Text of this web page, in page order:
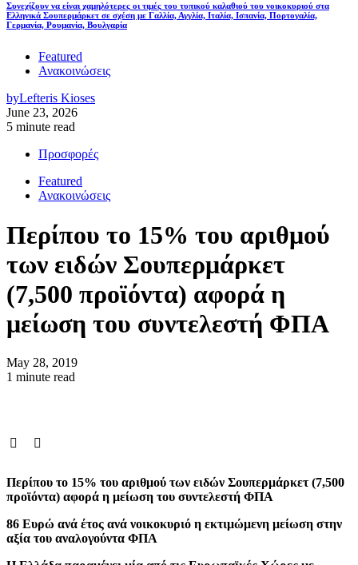
Συνεχίζουν να είναι χαμηλότερες οι τιμές του τυπικού καλαθιού του νοικοκυριού στα
Ελληνικά Σουπερμάρκετ σε σχέση με Γαλλία, Αγγλία, Ιταλία, Ισπανία, Πορτογαλία,
Γερμανία, Ρουμανία, Βουλγαρία
Featured
Ανακοινώσεις
byLefteris Kioses
June 23, 2026
5 minute read
Προσφορές
Featured
Ανακοινώσεις
Περίπου το 15% του αριθμού
των ειδών Σουπερμάρκετ
(7,500 προϊόντα) αφορά η
μείωση του συντελεστή ΦΠΑ
May 28, 2019
1 minute read
Περίπου το 15% του αριθμού των ειδών Σουπερμάρκετ (7,500
προϊόντα) αφορά η μείωση του συντελεστή ΦΠΑ
86 Ευρώ ανά έτος ανά νοικοκυριό η εκτιμώμενη μείωση στην
αξία του αναλογούντα ΦΠΑ